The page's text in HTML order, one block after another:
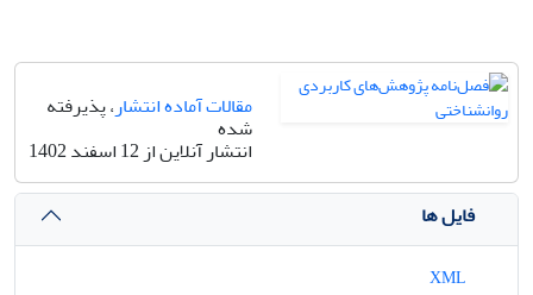
مقالات آماده انتشار، پذیرفته
شده
انتشار آنلاین از 12 اسفند 1402
فایل ها